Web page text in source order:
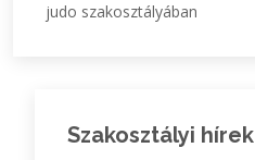
judo szakosztályában
Szakosztályi hírek